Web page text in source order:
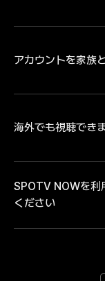
平ら日本を代表
配信。MLB日本
録をしていただ
登録後に有料会
SPOTV NOWの
お支払い方法の
play決済」 iOS
のため、「クレ
パス」の購入
ページからお手
は、ご登録のメ
アカウントを家族
各アカウントに
と、自動的にロ
海外でも視聴でき
SPOTV NOWは
利用いただけま
外では、接続を
解とご了承のほ
SPOTV NOWを利
ください